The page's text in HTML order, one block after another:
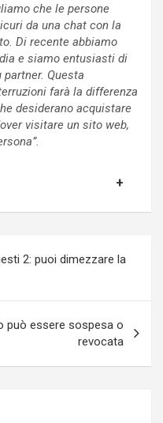
che le persone
da una chat con la
Di recente abbiamo
e siamo entusiasti di
Questa
farà la differenza
desiderano acquistare
visitare un sito web,
2: puoi dimezzare la
può essere sospesa o
revocata